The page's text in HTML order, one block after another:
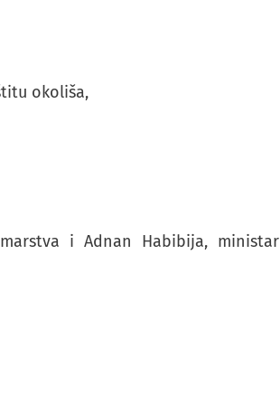
okoliša,
i Adnan Habibija, ministar